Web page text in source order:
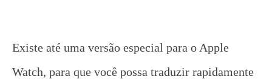
Existe até uma versão especial para o Apple
Watch, para que você possa traduzir rapidamente